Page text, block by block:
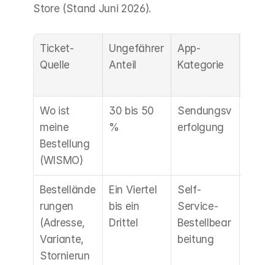
Store (Stand Juni 2026).
Ticket-
Quelle
Ungefährer
Anteil
App-
Kategorie
Wo ist
meine
Bestellung
(WISMO)
30 bis 50
%
Sendungsv
erfolgung
Bestellände
rungen
(Adresse,
Variante,
Stornierun
Ein Viertel
bis ein
Drittel
Self-
Service-
Bestellbear
beitung